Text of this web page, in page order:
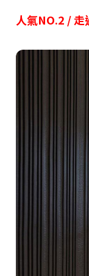
人氣NO.2 / 走